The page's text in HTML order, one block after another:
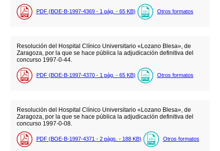
PDF (BOE-B-1997-4369 - 1 pág. - 65 KB) Otros formatos
Resolución del Hospital Clínico Universitario «Lozano Blesa», de
Zaragoza, por la que se hace pública la adjudicación definitiva del
concurso 1997-0-44.
PDF (BOE-B-1997-4370 - 1 pág. - 65 KB) Otros formatos
Resolución del Hospital Clínico Universitario «Lozano Blesa», de
Zaragoza, por la que se hace pública la adjudicación definitiva del
concurso 1997-0-08.
PDF (BOE-B-1997-4371 - 2 págs. - 188 KB) Otros formatos